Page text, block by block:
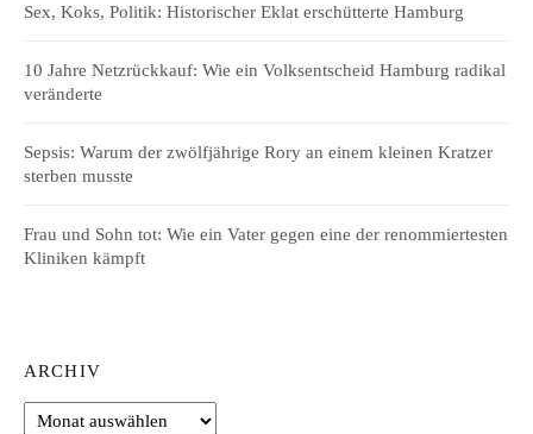
Sex, Koks, Politik: Historischer Eklat erschütterte Hamburg
10 Jahre Netzrückkauf: Wie ein Volksentscheid Hamburg radikal
veränderte
Sepsis: Warum der zwölfjährige Rory an einem kleinen Kratzer
sterben musste
Frau und Sohn tot: Wie ein Vater gegen eine der renommiertesten
Kliniken kämpft
ARCHIV
Archiv